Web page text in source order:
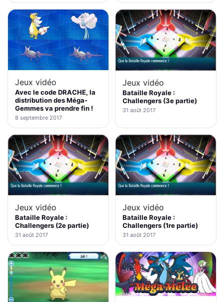
Jeux vidéo
Avec le code DRACHE, la
distribution des Méga-
Gemmes va prendre fin !
8 septembre 2017
Jeux vidéo
Bataille Royale :
Challengers (3e partie)
31 août 2017
Jeux vidéo
Bataille Royale :
Challengers (2e partie)
31 août 2017
Jeux vidéo
Bataille Royale :
Challengers (1re partie)
31 août 2017